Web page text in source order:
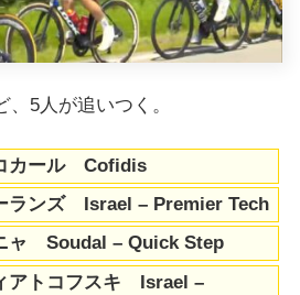
5人が追いつく。
カール Cofidis
ランズ Israel – Premier Tech
ャ Soudal – Quick Step
アトコフスキ Israel –